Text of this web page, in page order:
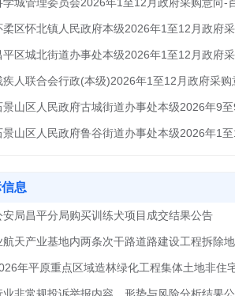
息
安局昌平分局购买训练犬项目成交结果公告